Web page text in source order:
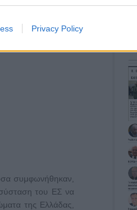
Privacy Policy
συμφωνήθηκαν,
σύσταση του ΕΣ να
της Ελλάδας,